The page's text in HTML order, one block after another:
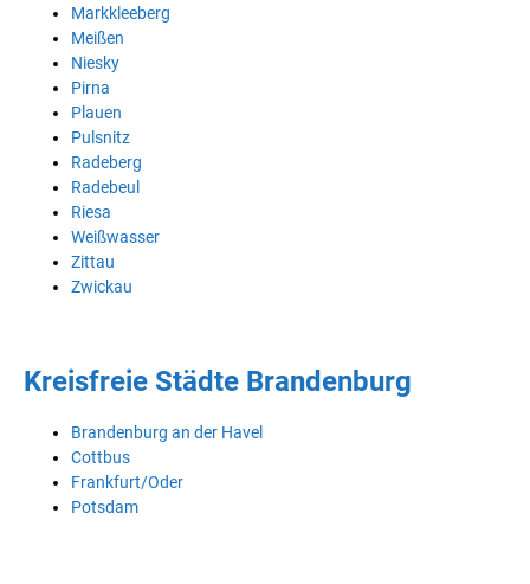
Markkleeberg
Meißen
Niesky
Pirna
Plauen
Pulsnitz
Radeberg
Radebeul
Riesa
Weißwasser
Zittau
Zwickau
Kreisfreie Städte Brandenburg
Brandenburg an der Havel
Cottbus
Frankfurt/Oder
Potsdam